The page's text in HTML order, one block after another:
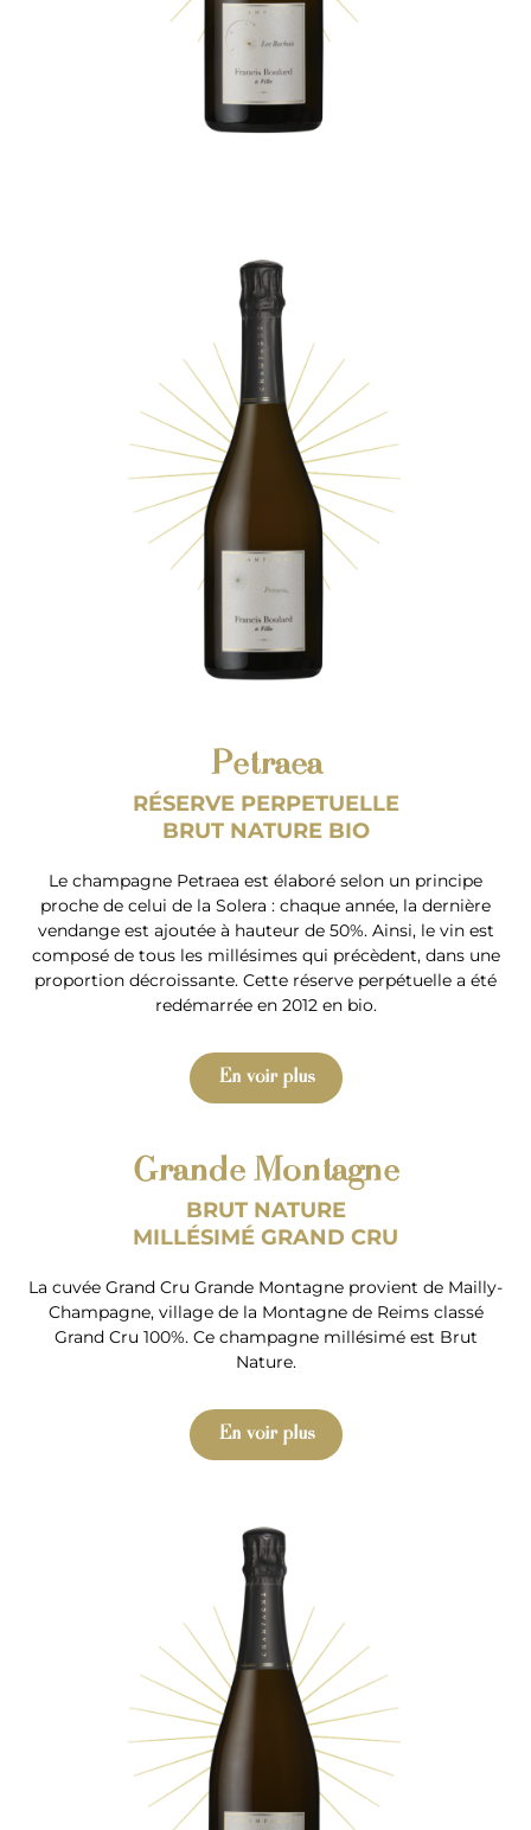
Petraea
RÉSERVE PERPETUELLE
BRUT NATURE BIO
Le champagne Petraea est élaboré selon un principe
proche de celui de la Solera : chaque année, la dernière
vendange est ajoutée à hauteur de 50%. Ainsi, le vin est
composé de tous les millésimes qui précèdent, dans une
proportion décroissante. Cette réserve perpétuelle a été
redémarrée en 2012 en bio.
En voir plus
Grande Montagne
BRUT NATURE
MILLÉSIMÉ GRAND CRU
La cuvée Grand Cru Grande Montagne provient de Mailly-
Champagne, village de la Montagne de Reims classé
Grand Cru 100%. Ce champagne millésimé est Brut
Nature.
En voir plus